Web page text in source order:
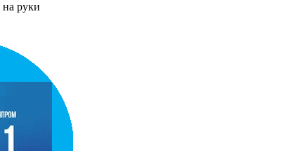
на руки